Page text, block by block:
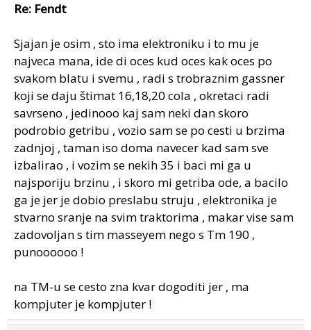
Re: Fendt
Sjajan je osim , sto ima elektroniku i to mu je
najveca mana, ide di oces kud oces kak oces po
svakom blatu i svemu , radi s trobraznim gassner
koji se daju štimat 16,18,20 cola , okretaci radi
savrseno , jedinooo kaj sam neki dan skoro
podrobio getribu , vozio sam se po cesti u brzima
zadnjoj , taman iso doma navecer kad sam sve
izbalirao , i vozim se nekih 35 i baci mi ga u
najsporiju brzinu , i skoro mi getriba ode, a bacilo
ga je jer je dobio preslabu struju , elektronika je
stvarno sranje na svim traktorima , makar vise sam
zadovoljan s tim masseyem nego s Tm 190 ,
punoooooo !
na TM-u se cesto zna kvar dogoditi jer , ma
kompjuter je kompjuter !